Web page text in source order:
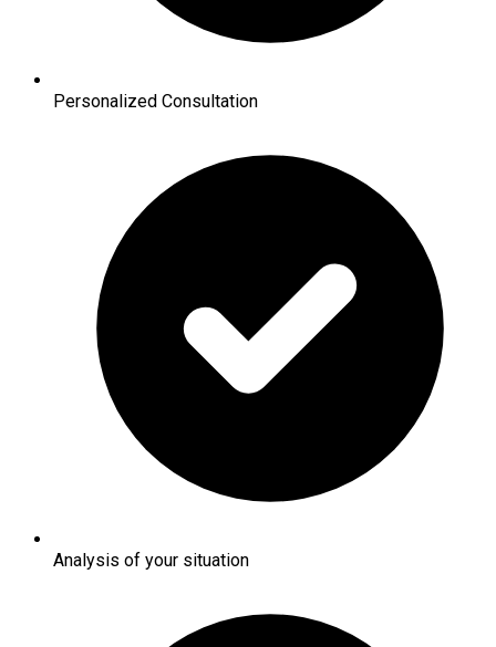
Personalized Consultation
Analysis of your situation